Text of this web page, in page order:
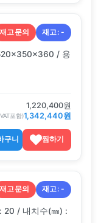
재고문의 재고:-
/ 용
1,220,400원
포함)1,342,440원
구니 찜하기
재고문의 재고:-
20 / 내치수(㎜) :